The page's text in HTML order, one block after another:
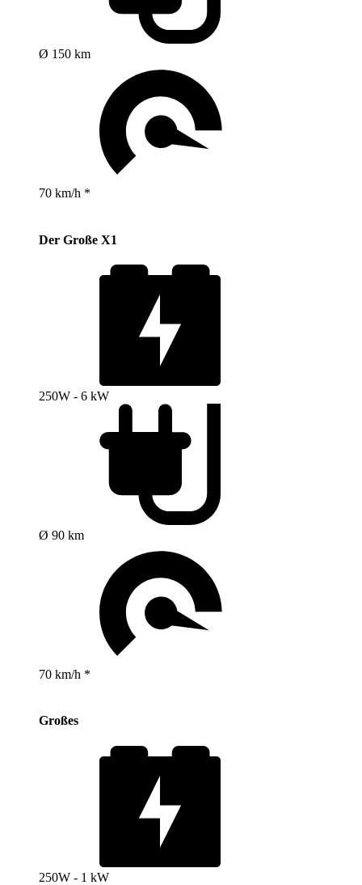
Ø 150 km
70 km/h *
Der Große X1
250W - 6 kW
Ø 90 km
70 km/h *
Großes
250W - 1 kW